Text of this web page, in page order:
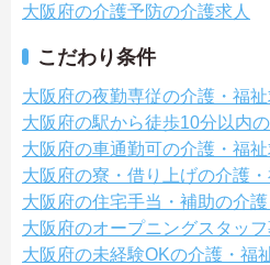
大阪府の介護予防の介護求人
こだわり条件
大阪府の夜勤専従の介護・福祉
大阪府の駅から徒歩10分以内
大阪府の車通勤可の介護・福祉
大阪府の寮・借り上げの介護・
大阪府の住宅手当・補助の介護
大阪府のオープニングスタッ
大阪府の未経験OKの介護・福